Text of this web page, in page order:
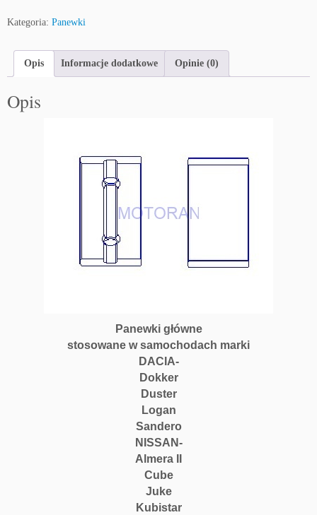
Kategoria: Panewki
Opis Informacje dodatkowe Opinie (0)
Opis
Panewki główne
stosowane w samochodach marki
DACIA-
Dokker
Duster
Logan
Sandero
NISSAN-
Almera II
Cube
Juke
Kubistar